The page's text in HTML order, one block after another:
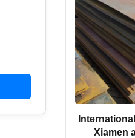
Xiamen